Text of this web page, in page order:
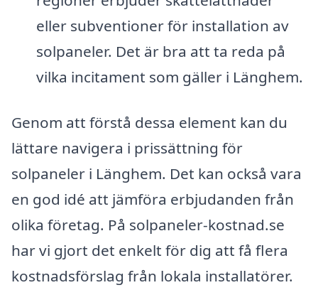
eller subventioner för installation av
solpaneler. Det är bra att ta reda på
vilka incitament som gäller i Länghem.
Genom att förstå dessa element kan du
lättare navigera i prissättning för
solpaneler i Länghem. Det kan också vara
en god idé att jämföra erbjudanden från
olika företag. På solpaneler-kostnad.se
har vi gjort det enkelt för dig att få flera
kostnadsförslag från lokala installatörer.